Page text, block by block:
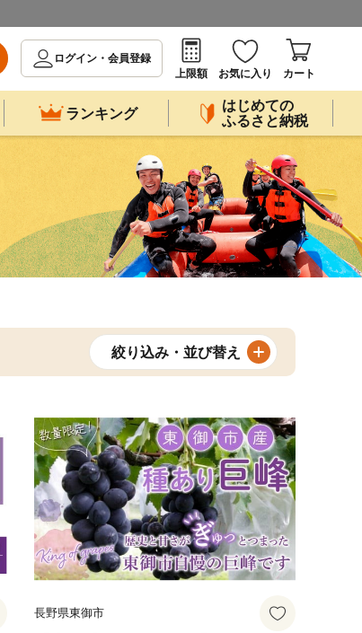
ログイン・会員登録
上限額
お気に入り カート
ランキング
はじめての
ふるさと納税
絞り込み・並び替え
長野県東御市